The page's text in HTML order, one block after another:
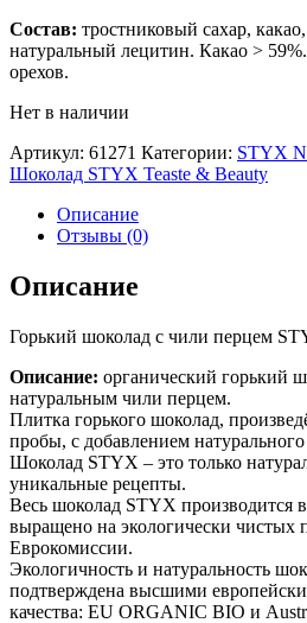
Состав: тростниковый сахар,
натуральный лецитин. Какао >
орехов.
Нет в наличии
Артикул: 61271 Категории: STYX
Шоколад STYX Teaste & Beauty
Описание
Отзывы (0)
Описание
Горький шоколад с чили перцем
Описание: органический горький
натуральным чили перцем.
Плитка горького шоколад,
пробы, с добавлением
Шоколад STYX – это только
уникальные рецепты.
Весь шоколад STYX производится
выращено на экологически чистых
Еврокомиссии.
Экологичность и натуральность
подтверждена высшими
качества: EU ORGANIC BIO и